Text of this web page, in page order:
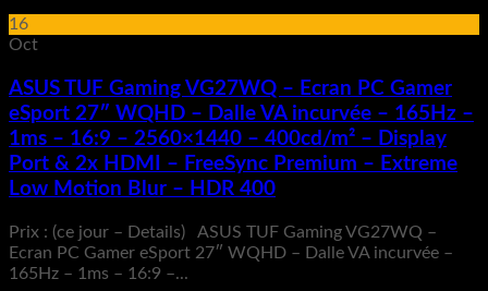
16
Oct
ASUS TUF Gaming VG27WQ – Ecran PC Gamer
eSport 27″ WQHD – Dalle VA incurvée – 165Hz –
1ms – 16:9 – 2560×1440 – 400cd/m² – Display
Port & 2x HDMI – FreeSync Premium – Extreme
Low Motion Blur – HDR 400
Prix : (ce jour – Details) ASUS TUF Gaming VG27WQ –
Ecran PC Gamer eSport 27″ WQHD – Dalle VA incurvée –
165Hz – 1ms – 16:9 –...